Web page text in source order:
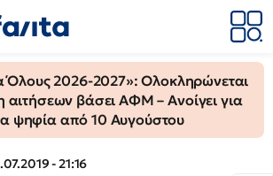
Όλους 2026-2027»: Ολοκληρώνεται
βάσει ΑΦΜ – Ανοίγει για
ψηφία από 10 Αυγούστου
- 21:16